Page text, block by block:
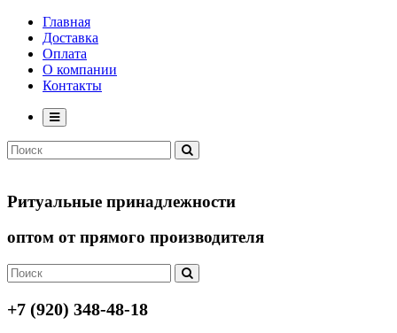
Главная
Доставка
Оплата
О компании
Контакты
Ритуальные принадлежности
оптом от прямого производителя
+7 (920) 348-48-18